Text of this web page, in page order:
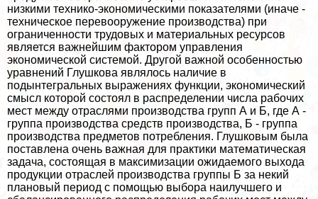
низкими технико-экономическими показателями (иначе -
техническое перевооружение производства) при
ограниченности трудовых и материальных ресурсов
является важнейшим фактором управления
экономической системой. Другой важной особенностью
уравнений Глушкова являлось наличие в
подынтегральных выражениях функции, экономический
смысл которой состоял в распределении числа рабочих
мест между отраслями производства групп А и Б, где А -
группа производства средств производства, Б - группа
производства предметов потрeбления. Глушковым была
поставлена очень важная для пpaктики математическая
задача, состоящая в максимизации ожидаемого выхода
продукции отраслей производства группы Б за некий
плановый период с помощью выбора наилучшего и